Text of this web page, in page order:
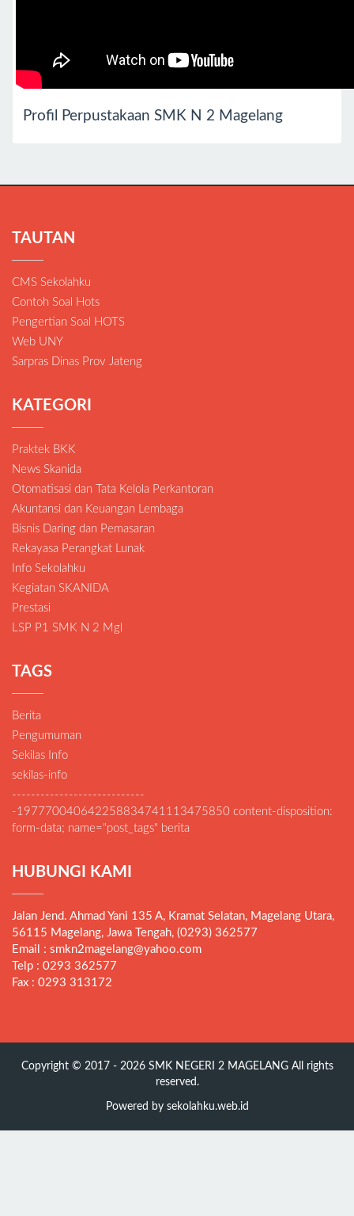
Profil Perpustakaan SMK N 2 Magelang
TAUTAN
CMS Sekolahku
Contoh Soal Hots
Pengertian Soal HOTS
Web UNY
Sarpras Dinas Prov Jateng
KATEGORI
Praktek BKK
News Skanida
Otomatisasi dan Tata Kelola Perkantoran
Akuntansi dan Keuangan Lembaga
Bisnis Daring dan Pemasaran
Rekayasa Perangkat Lunak
Info Sekolahku
Kegiatan SKANIDA
Prestasi
LSP P1 SMK N 2 Mgl
TAGS
Berita
Pengumuman
Sekilas Info
sekilas-info
----------------------------
-197770040642258834741113475850 content-disposition:
form-data; name="post_tags" berita
HUBUNGI KAMI
Jalan Jend. Ahmad Yani 135 A, Kramat Selatan, Magelang Utara,
56115 Magelang, Jawa Tengah, (0293) 362577
Email : smkn2magelang@yahoo.com
Telp : 0293 362577
Fax : 0293 313172
Copyright © 2017 - 2026SMK NEGERI 2 MAGELANGAll rights
reserved.
Powered by sekolahku.web.id